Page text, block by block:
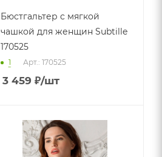
Бюстгальтер с мягкой
чашкой для женщин Subtille
170525
1 Арт.: 170525
3 459 ₽/шт